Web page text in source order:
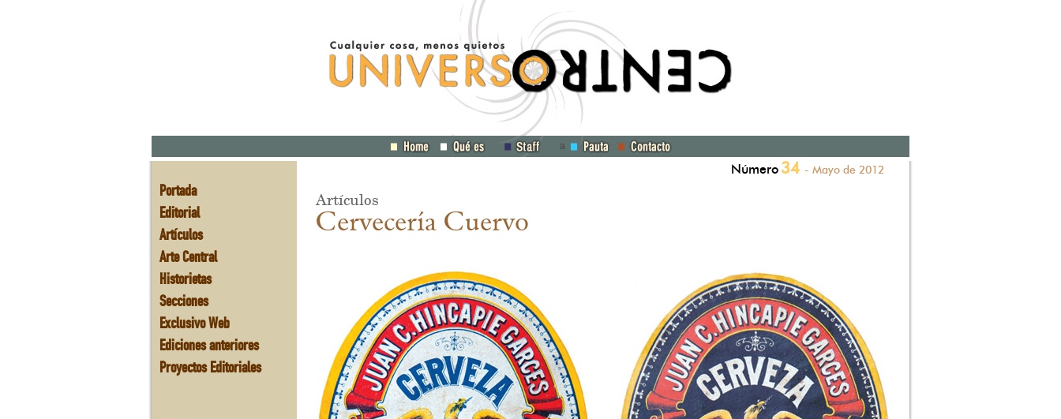
a
Portada
Editorial
Artículos
Arte Central
Historietas
Secciones
Exclusivo Web
Ediciones anteriores
Proyectos Editoriales
Número 34 - Mayo de 2012
Artículos
Cervecería Cuervo